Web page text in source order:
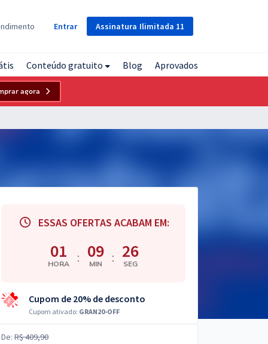
Assinatura Ilimitada 11
Entrar
Conteúdo gratuito Blog Aprovados
agora
ESSAS OFERTAS ACABAM EM:
01
HORA : 09
MIN : 25
SEG
Cupom de 20% de desconto
Cupom ativado: GRAN20-OFF
De: R$ 409,90